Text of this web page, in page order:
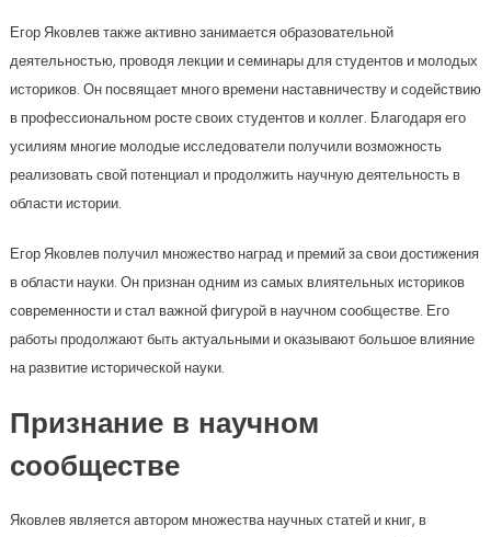
Егор Яковлев также активно занимается образовательной
деятельностью, проводя лекции и семинары для студентов и молодых
историков. Он посвящает много времени наставничеству и содействию
в профессиональном росте своих студентов и коллег. Благодаря его
усилиям многие молодые исследователи получили возможность
реализовать свой потенциал и продолжить научную деятельность в
области истории.
Егор Яковлев получил множество наград и премий за свои достижения
в области науки. Он признан одним из самых влиятельных историков
современности и стал важной фигурой в научном сообществе. Его
работы продолжают быть актуальными и оказывают большое влияние
на развитие исторической науки.
Признание в научном
сообществе
Яковлев является автором множества научных статей и книг, в